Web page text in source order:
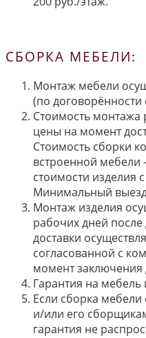
СБОРКА МЕБЕЛИ:
Монтаж мебели
(по
Стоимость монтажа
цены на момент
Стоимость сборки
встроенной мебели
стоимости изделия
Минимальный
Монтаж изделия
рабочих дней
доставки
согласованной с
момент заключения
Гарантия на мебель
Если сборка мебели
и/или его
гарантия не